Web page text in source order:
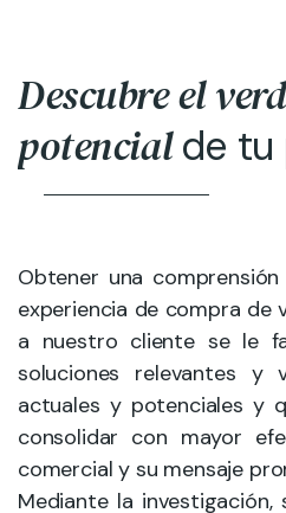
Descubre el
potencialde
Obtener una
experiencia de compra de
a nuestro cliente se le
soluciones relevantes y
actuales y potenciales y
consolidar con mayor
comercial y su mensaje
Mediante la